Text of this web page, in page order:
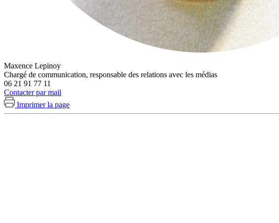
Maxence Lepinoy
Chargé de communication, responsable des relations avec les médias
06 21 91 77 11
Contacter par mail
Imprimer la page